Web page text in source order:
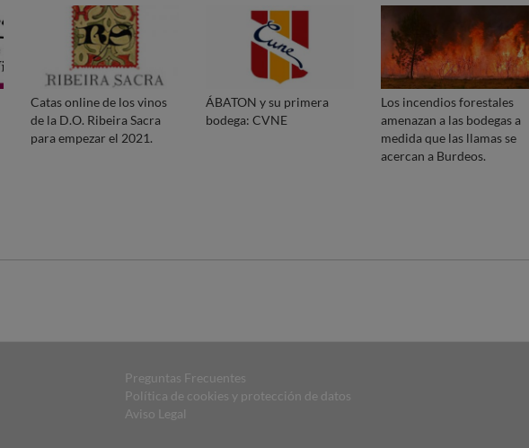
Catas online de los vinos
de la D.O. Ribeira Sacra
para empezar el 2021.
ÁBATON y su primera
bodega: CVNE
Los incendios forestales
amenazan a las bodegas a
medida que las llamas se
acercan a Burdeos.
Preguntas Frecuentes
Política de cookies y protección de datos
Aviso Legal